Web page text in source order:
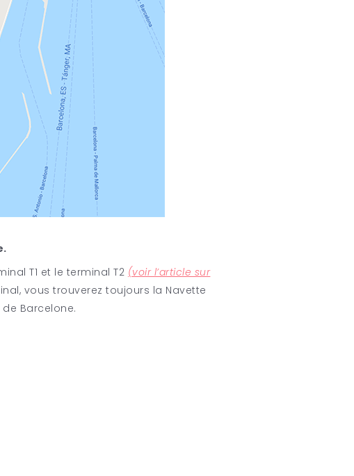
T1 et le terminal T2 (voir l’article sur
vous trouverez toujours la Navette
Barcelone.
fonction de votre